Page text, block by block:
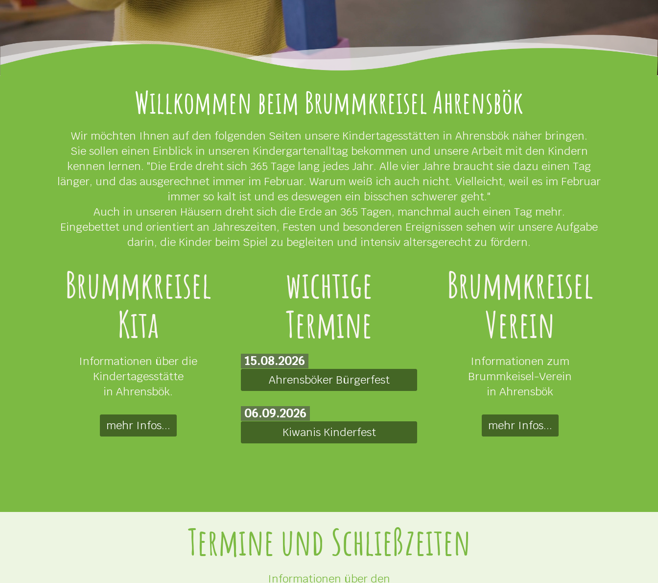
Willkommen beim Brummkreisel Ahrensbök
Wir möchten Ihnen auf den folgenden Seiten unsere Kindertagesstätten in Ahrensbök näher bringen.
Sie sollen einen Einblick in unseren Kindergartenalltag bekommen und unsere Arbeit mit den Kindern
kennen lernen. "Die Erde dreht sich 365 Tage lang jedes Jahr. Alle vier Jahre braucht sie dazu einen Tag
länger, und das ausgerechnet immer im Februar. Warum weiß ich auch nicht. Vielleicht, weil es im Februar
immer so kalt ist und es deswegen ein bisschen schwerer geht."
Auch in unseren Häusern dreht sich die Erde an 365 Tagen, manchmal auch einen Tag mehr.
Eingebettet und orientiert an Jahreszeiten, Festen und besonderen Ereignissen sehen wir unsere Aufgabe
darin, die Kinder beim Spiel zu begleiten und intensiv altersgerecht zu fördern.
Brummkreisel
Kita
Informationen über die
Kindertagesstätte
in Ahrensbök.
mehr Infos...
wichtige
Termine
15.08.2026
Ahrensböker Bürgerfest
06.09.2026
Kiwanis Kinderfest
Brummkreisel
Verein
Informationen zum
Brummkeisel-Verein
in Ahrensbök
mehr Infos...
Termine und Schließzeiten
Informationen über den